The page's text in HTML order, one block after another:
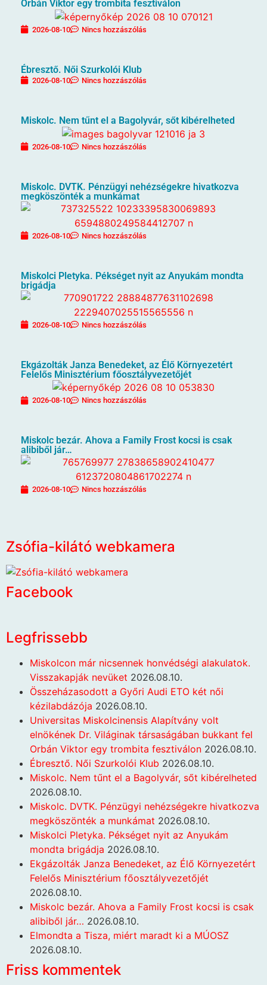
Orbán Viktor egy trombita fesztiválon
2026-08-10 Nincs hozzászólás
Ébresztő. Női Szurkolói Klub
2026-08-10 Nincs hozzászólás
Miskolc. Nem tűnt el a Bagolyvár, sőt kibérelheted
2026-08-10 Nincs hozzászólás
Miskolc. DVTK. Pénzügyi nehézségekre hivatkozva
megköszönték a munkámat
2026-08-10 Nincs hozzászólás
Miskolci Pletyka. Pékséget nyit az Anyukám mondta
brigádja
2026-08-10 Nincs hozzászólás
Ekgázolták Janza Benedeket, az Élő Környezetért
Felelős Minisztérium főosztályvezetőjét
2026-08-10 Nincs hozzászólás
Miskolc bezár. Ahova a Family Frost kocsi is csak
alibiből jár…
2026-08-10 Nincs hozzászólás
Zsófia-kilátó webkamera
Facebook
Legfrissebb
Miskolcon már nicsennek honvédségi alakulatok.
Visszakapják nevüket 2026.08.10.
Összeházasodott a Győri Audi ETO két női
kézilabdázója 2026.08.10.
Universitas Miskolcinensis Alapítvány volt
elnökének Dr. Világinak társaságában bukkant fel
Orbán Viktor egy trombita fesztiválon 2026.08.10.
Ébresztő. Női Szurkolói Klub 2026.08.10.
Miskolc. Nem tűnt el a Bagolyvár, sőt kibérelheted
2026.08.10.
Miskolc. DVTK. Pénzügyi nehézségekre hivatkozva
megköszönték a munkámat 2026.08.10.
Miskolci Pletyka. Pékséget nyit az Anyukám
mondta brigádja 2026.08.10.
Ekgázolták Janza Benedeket, az Élő Környezetért
Felelős Minisztérium főosztályvezetőjét
2026.08.10.
Miskolc bezár. Ahova a Family Frost kocsi is csak
alibiből jár… 2026.08.10.
Elmondta a Tisza, miért maradt ki a MÚOSZ
2026.08.10.
Friss kommentek